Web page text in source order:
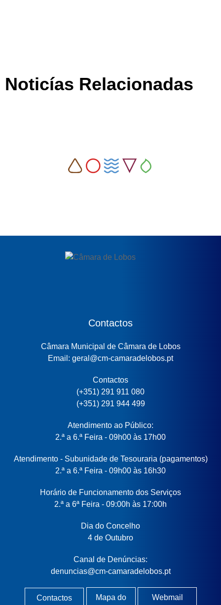
Noticías Relacionadas
Contactos
Câmara Municipal de Câmara de Lobos
Email: geral@cm-camaradelobos.pt
Contactos
(+351) 291 911 080
(+351) 291 944 499
Atendimento ao Público:
2.ª a 6.ª Feira - 09h00 às 17h00
Atendimento - Subunidade de Tesouraria (pagamentos)
2.ª a 6.ª Feira - 09h00 às 16h30
Horário de Funcionamento dos Serviços
2.ª a 6ª Feira - 09:00h às 17:00h
Dia do Concelho
4 de Outubro
Canal de Denúncias:
denuncias@cm-camaradelobos.pt
Contactos
Mapa do
Webmail